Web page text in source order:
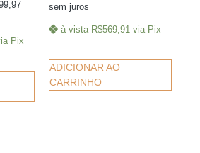
Pix
sem juros
à vista R$569,91 via Pix
ADICIONAR AO
CARRINHO